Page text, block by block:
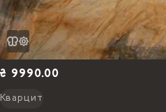
₴ 9990.00
Кварцит